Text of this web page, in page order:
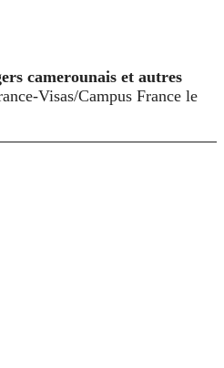
camerounais et autres
Visas/Campus France le